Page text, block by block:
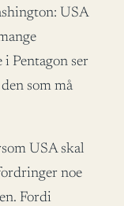
USA
Pentagon ser
som må
USA skal
noe
Fordi